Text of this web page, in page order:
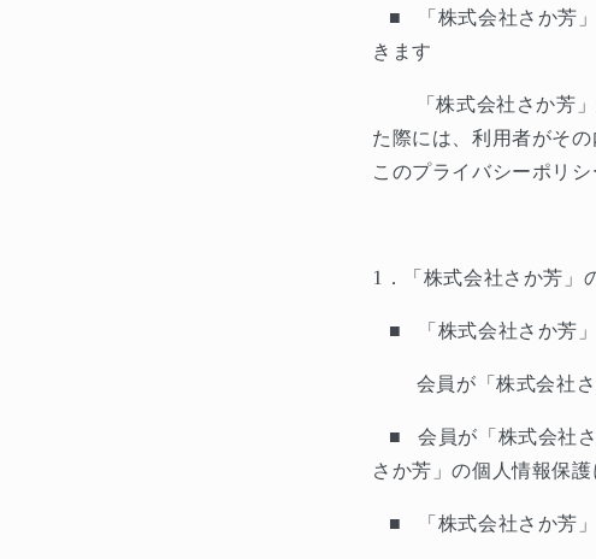
■
「株式会社さか芳
きます
「株式会社さか芳
た際には、利用者がそ
このプライバシーポリ
1 ．「株式会社さか芳
■
「株式会社さか芳
会員が「株式会社
■ 会員が「株式会社
さか芳」の個人情報保
■
「株式会社さか芳